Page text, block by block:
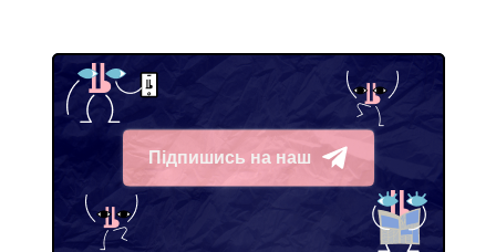
Підпишись на наш
Telegram